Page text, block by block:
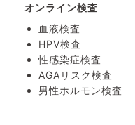
オンライン検査
血液検査
HPV検査
性感染症検査
AGAリスク検査
男性ホルモン検査